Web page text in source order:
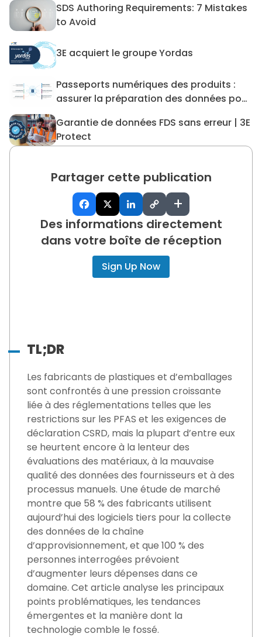
SDS Authoring Requirements: 7 Mistakes
to Avoid
3E acquiert le groupe Yordas3E acquiert le groupe Yordas
Passeports numériques des produits :
assurer la préparation des données pour
Passeports numériques
Garantie de données FDS sans erreur | 3E
Protect
Partager cette publication
+
Des informations directement
dans votre boîte de réception
Sign Up Now
TL;DR
Les fabricants de plastiques et d’emballages
sont confrontés à une pression croissante
liée à des réglementations telles que les
restrictions sur les PFAS et les exigences de
déclaration CSRD, mais la plupart d’entre eux
se heurtent encore à la lenteur des
évaluations des matériaux, à la mauvaise
qualité des données des fournisseurs et à des
processus manuels. Une étude de marché
montre que 58 % des fabricants utilisent
aujourd’hui des logiciels tiers pour la collecte
des données de la chaîne
d’approvisionnement, et que 100 % des
personnes interrogées prévoient
d’augmenter leurs dépenses dans ce
domaine. Cet article analyse les principaux
points problématiques, les tendances
émergentes et la manière dont la
technologie comble le fossé.